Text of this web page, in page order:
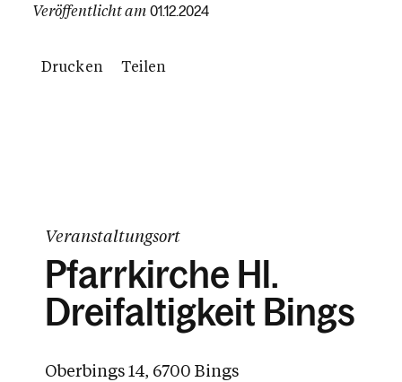
Veröffentlicht am 01.12.2024
Drucken Teilen
Veranstaltungsort
Pfarrkirche Hl.
Dreifaltigkeit Bings
Oberbings 14, 6700 Bings